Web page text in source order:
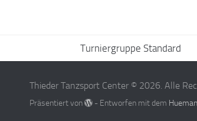
Turniergruppe Standard
Thieder Tanzsport Center © 2026. Alle
Präsentiert von - Entworfen mit dem